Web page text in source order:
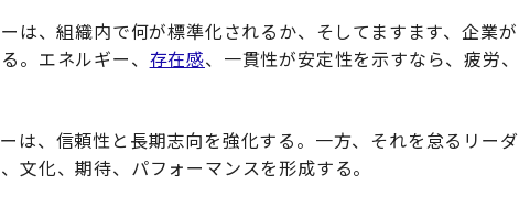
は、組織内で何が標準化されるか、そしてますます、企業が
。エネルギー、 存在感、一貫性が安定性を示すなら、疲労、
は、信頼性と長期志向を強化する。一方、それを怠るリーダ
文化、期待、パフォーマンスを形成する。